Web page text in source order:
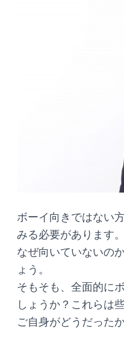
ボーイ向きではない
みる必要があります。
なぜ向いていないの
ょう。
そもそも、全面的に
しょうか？これらは
ご自身がどうだった